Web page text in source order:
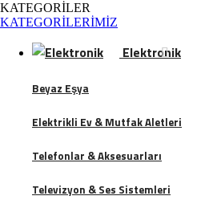
KATEGORİLER
KATEGORİLERİMİZ
Elektronik
Beyaz Eşya
Elektrikli Ev & Mutfak Aletleri
Telefonlar & Aksesuarları
Televizyon & Ses Sistemleri